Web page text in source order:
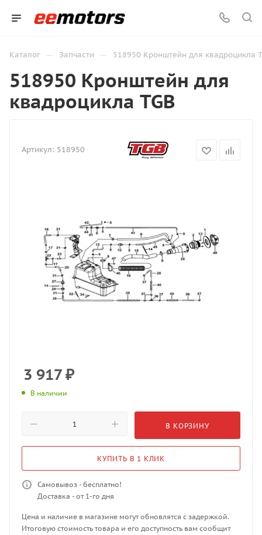
Каталог — Запчасти — 518950 Кронштейн для квадроцикла
518950 Кронштейн для
квадроцикла TGB
Артикул: 518950
3 917₽
В наличии
В КОРЗИНУ
КУПИТЬ В 1 КЛИК
Самовывоз - бесплатно!
Доставка - от 1-го дня
Цена и наличие в магазине могут обновлятся с задержкой.
Итоговую стоимость товара и его доступность вам сообщит